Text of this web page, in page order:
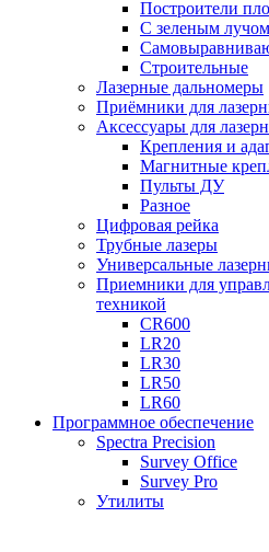
Построители
С зеленым лучом
Строительные
Лазерные дальномеры
Приёмники для
Аксессуары для
Крепления и
Магнитные
Пульты ДУ
Разное
Цифровая рейка
Трубные лазеры
Универсальные
Приемники для
техникой
CR600
LR20
LR30
LR50
LR60
Программное обеспечение
Spectra Precision
Survey Office
Survey Pro
Утилиты